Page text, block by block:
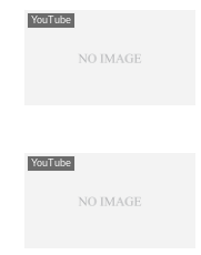
YouTube
YouTube